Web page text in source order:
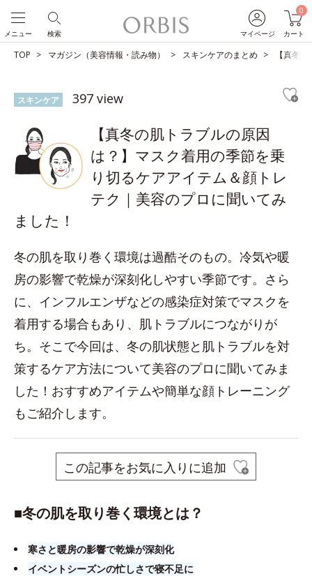
マイページ
0
カート
検索
メニュー
TOP マガジン（美容情報・読み物） スキンケアのまとめ 【真冬
スキンケア 397 view
【真冬の肌トラブルの原因
は？】マスク着用の季節を乗
り切るケアアイテム＆顔トレ
テク｜美容のプロに聞いてみ
ました！
冬の肌を取り巻く環境は過酷そのもの。冷気や暖
房の影響で乾燥が深刻化しやすい季節です。さら
に、インフルエンザなどの感染症対策でマスクを
着用する場合もあり、肌トラブルにつながりが
ち。そこで今回は、冬の肌状態と肌トラブルを対
策するケア方法について美容のプロに聞いてみま
した！おすすめアイテムや簡単な顔トレーニング
もご紹介します。
この記事をお気に入りに追加
■​冬の肌を取り巻く環境とは？
寒さと暖房の影響で乾燥が深刻化
イベントシーズンの忙しさで寝不足に